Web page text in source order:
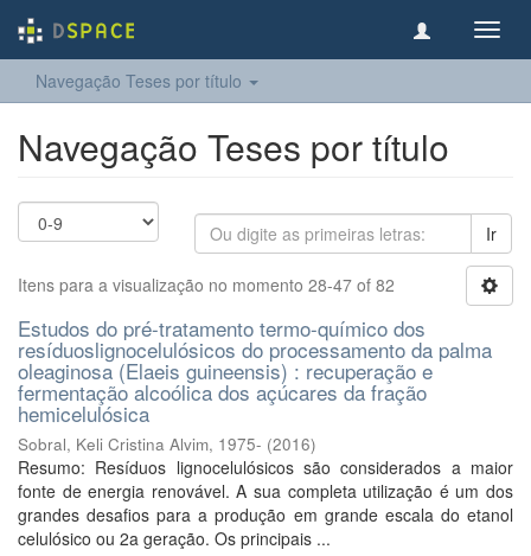
Navegação Teses por título
Navegação Teses por título
Ir
Itens para a visualização no momento 28-47 of 82
Estudos do pré-tratamento termo-químico dos
resíduoslignocelulósicos do processamento da palma
oleaginosa (Elaeis guineensis) : recuperação e
fermentação alcoólica dos açúcares da fração
hemicelulósica
Sobral, Keli Cristina Alvim, 1975- (2016)
Resumo: Resíduos lignocelulósicos são considerados a maior
fonte de energia renovável. A sua completa utilização é um dos
grandes desafios para a produção em grande escala do etanol
celulósico ou 2a geração. Os principais ...